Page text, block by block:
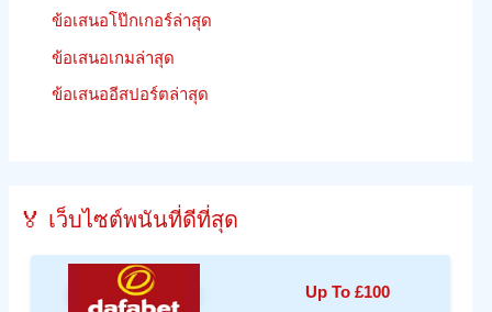
ข้อเสนอโป๊กเกอร์ล่าสุด
ข้อเสนอเกมล่าสุด
ข้อเสนออีสปอร์ตล่าสุด
🏅 เว็บไซต์พนันที่ดีที่สุด
Up To £100